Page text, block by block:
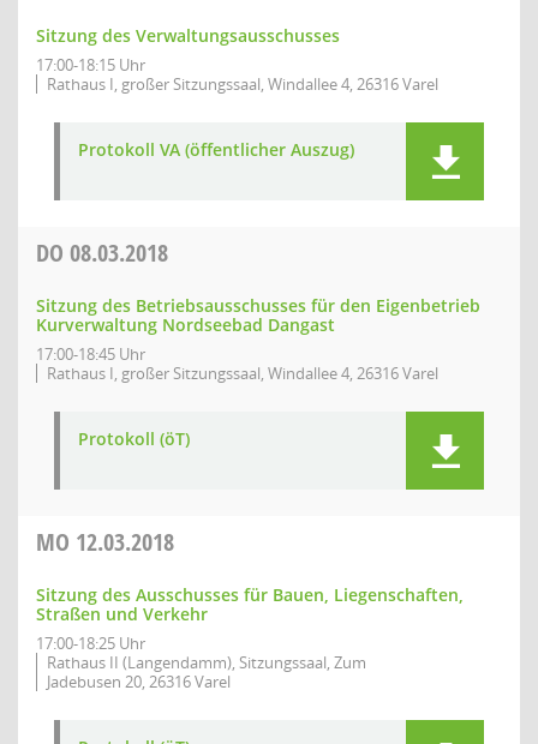
Sitzung des Verwaltungsausschusses
17:00-18:15 Uhr
Rathaus I, großer Sitzungssaal, Windallee 4, 26316 Varel
Protokoll VA (öffentlicher Auszug)
DO 08.03.2018
Sitzung des Betriebsausschusses für den Eigenbetrieb
Kurverwaltung Nordseebad Dangast
17:00-18:45 Uhr
Rathaus I, großer Sitzungssaal, Windallee 4, 26316 Varel
Protokoll (öT)
MO 12.03.2018
Sitzung des Ausschusses für Bauen, Liegenschaften,
Straßen und Verkehr
17:00-18:25 Uhr
Rathaus II (Langendamm), Sitzungssaal, Zum
Jadebusen 20, 26316 Varel